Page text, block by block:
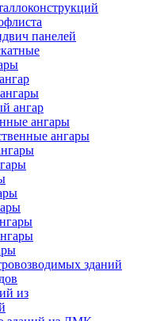
панелей
ангар
ангары
ангары
зданий
из